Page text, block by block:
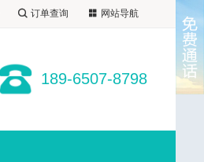
订单查询 网站导航
189-6507-8798